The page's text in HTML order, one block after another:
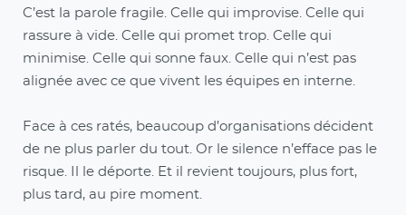
C’est la parole fragile. Celle qui improvise. Celle qui
rassure à vide. Celle qui promet trop. Celle qui
minimise. Celle qui sonne faux. Celle qui n’est pas
alignée avec ce que vivent les équipes en interne.
Face à ces ratés, beaucoup d’organisations décident
de ne plus parler du tout. Or le silence n’efface pas le
risque. Il le déporte. Et il revient toujours, plus fort,
plus tard, au pire moment.